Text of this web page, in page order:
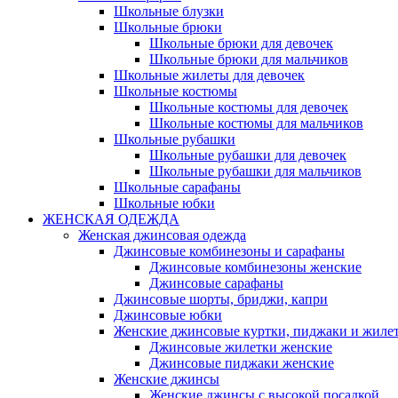
Школьные блузки
Школьные брюки
Школьные брюки для девочек
Школьные брюки для мальчиков
Школьные жилеты для девочек
Школьные костюмы
Школьные костюмы для девочек
Школьные костюмы для мальчиков
Школьные рубашки
Школьные рубашки для девочек
Школьные рубашки для мальчиков
Школьные сарафаны
Школьные юбки
ЖЕНСКАЯ ОДЕЖДА
Женская джинсовая одежда
Джинсовые комбинезоны и сарафаны
Джинсовые комбинезоны женские
Джинсовые сарафаны
Джинсовые шорты, бриджи, капри
Джинсовые юбки
Женские джинсовые куртки, пиджаки и
Джинсовые жилетки женские
Джинсовые пиджаки женские
Женские джинсы
Женские джинсы с высокой посадкой